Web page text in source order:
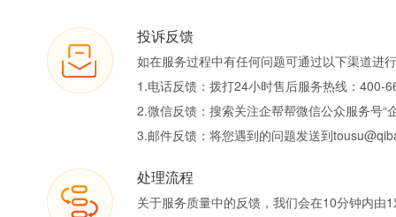
投诉反馈
如在服务过程中有任何问题可通过以下渠道进
1.电话反馈：拨打24小时售后服务热线：400-
2.微信反馈：搜索关注企帮帮微信公众服务号“
3.邮件反馈：将您遇到的问题发送到
处理流程
关于服务质量中的反馈，我们会在10分钟内由